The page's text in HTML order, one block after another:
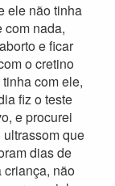
ele não tinha
com nada,
e ficar
o cretino
com ele,
fiz o teste
e procurei
que
dias de
criança, não